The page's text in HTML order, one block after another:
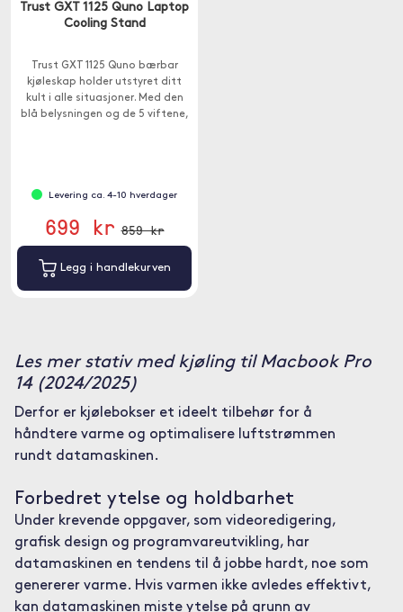
Trust GXT 1125 Quno Laptop
Cooling Stand
Trust GXT 1125 Quno bærbar
kjøleskap holder utstyret ditt
kult i alle situasjoner. Med den
blå belysningen og de 5 viftene,
Levering ca. 4-10 hverdager
699 kr 859 kr
Legg i handlekurven
Les mer stativ med kjøling til Macbook Pro
14 (2024/2025)
Derfor er kjølebokser et ideelt tilbehør for å
håndtere varme og optimalisere luftstrømmen
rundt datamaskinen.
Forbedret ytelse og holdbarhet
Under krevende oppgaver, som videoredigering,
grafisk design og programvareutvikling, har
datamaskinen en tendens til å jobbe hardt, noe som
genererer varme. Hvis varmen ikke avledes effektivt,
kan datamaskinen miste ytelse på grunn av